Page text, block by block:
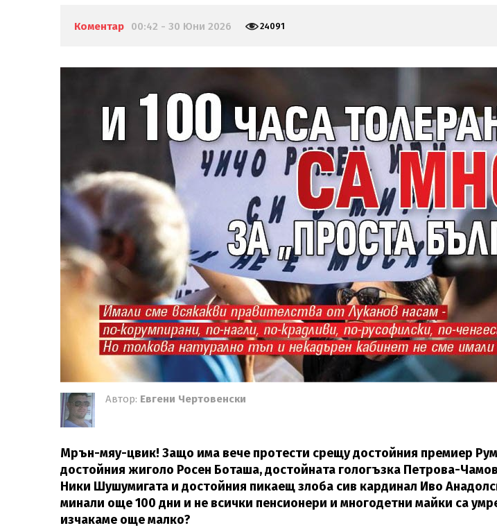
Коментар 00:42 - 30 Юни 2026 24091
Автор: Евгени Чертовенски
Мрън-мяу-цвик! Защо има вече протести срещу достойния премиер
достойния жиголо Росен Боташа, достойната гологъзка Петрова-
Ники Шушумигата и достойния пикаещ злоба сив кардинал Иво
минали още 100 дни и не всички пенсионери и многодетни майки са
изчакаме още малко?